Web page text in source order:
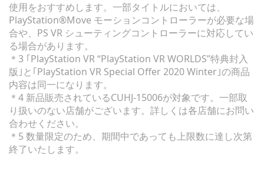
使用をおすすめします。一部タイトルにおいては、
PlayStation®Move モーションコントローラーが必要な場
合や、PS VR シューティングコントローラーに対応してい
る場合があります。
＊3 ｢PlayStation VR “PlayStation VR WORLDS”特典封入
版｣と｢PlayStation VR Special Offer 2020 Winter｣の商品
内容は同一になります。
＊4 新品販売されているCUHJ-15006が対象です。一部取
り扱いのない店舗がございます。詳しくは各店舗にお問い
合わせください。
＊5 数量限定のため、期間中であっても上限数に達し次第
終了いたします。